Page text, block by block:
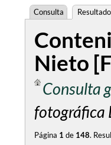
Consulta
Nieto
Consulta
fotográfica
Página 1 de 148.